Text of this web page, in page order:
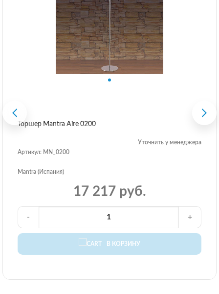
Торшер Mantra Aire 0200
Уточнить у менеджера
Артикул: MN_0200
Mantra (Испания)
17 217 руб.
В КОРЗИНУ
- +